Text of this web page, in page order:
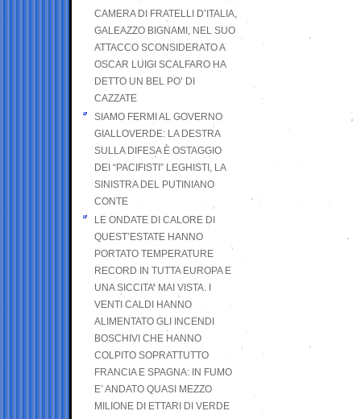
CAMERA DI FRATELLI D’ITALIA,
GALEAZZO BIGNAMI, NEL SUO
ATTACCO SCONSIDERATO A
OSCAR LUIGI SCALFARO HA
DETTO UN BEL PO’ DI
CAZZATE
SIAMO FERMI AL GOVERNO
GIALLOVERDE: LA DESTRA
SULLA DIFESA È OSTAGGIO
DEI “PACIFISTI” LEGHISTI, LA
SINISTRA DEL PUTINIANO
CONTE
LE ONDATE DI CALORE DI
QUEST’ESTATE HANNO
PORTATO TEMPERATURE
RECORD IN TUTTA EUROPA E
UNA SICCITA’ MAI VISTA. I
VENTI CALDI HANNO
ALIMENTATO GLI INCENDI
BOSCHIVI CHE HANNO
COLPITO SOPRATTUTTO
FRANCIA E SPAGNA: IN FUMO
E’ ANDATO QUASI MEZZO
MILIONE DI ETTARI DI VERDE